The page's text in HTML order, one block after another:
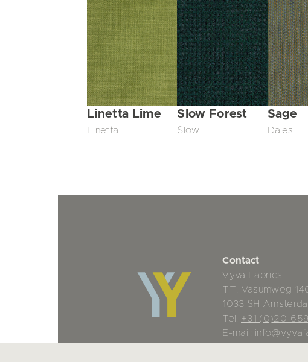
Linetta Lime
Linetta
Slow Forest
Slow
Sage
Dales
Contact
Vyva Fabrics
TT. Vasumweg
1033 SH
Tel: +31 (0)20-
E-mail: